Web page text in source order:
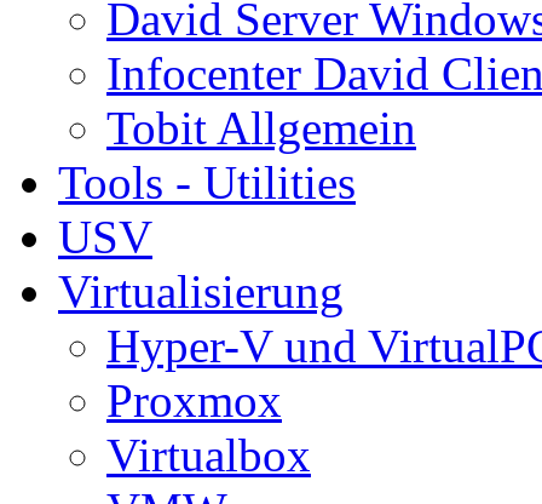
David Server
Infocenter David
Tobit Allgemein
Tools - Utilities
USV
Virtualisierung
Hyper-V und
Proxmox
Virtualbox